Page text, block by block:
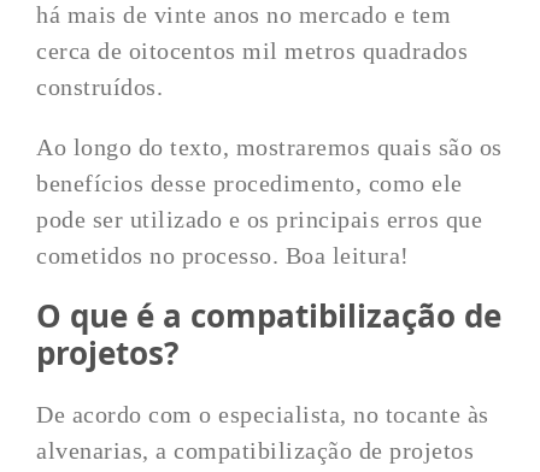
há mais de vinte anos no mercado e tem
cerca de oitocentos mil metros quadrados
construídos.
Ao longo do texto, mostraremos quais são os
benefícios desse procedimento, como ele
pode ser utilizado e os principais erros que
cometidos no processo. Boa leitura!
O que é a compatibilização de
projetos?
De acordo com o especialista, no tocante às
alvenarias, a compatibilização de projetos